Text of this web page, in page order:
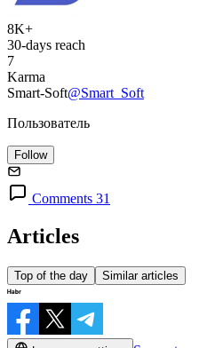
8K+
30-days reach
7
Karma
Smart-Soft@Smart_Soft
Пользователь
Follow
Comments 31
Articles
Top of the day Similar articles